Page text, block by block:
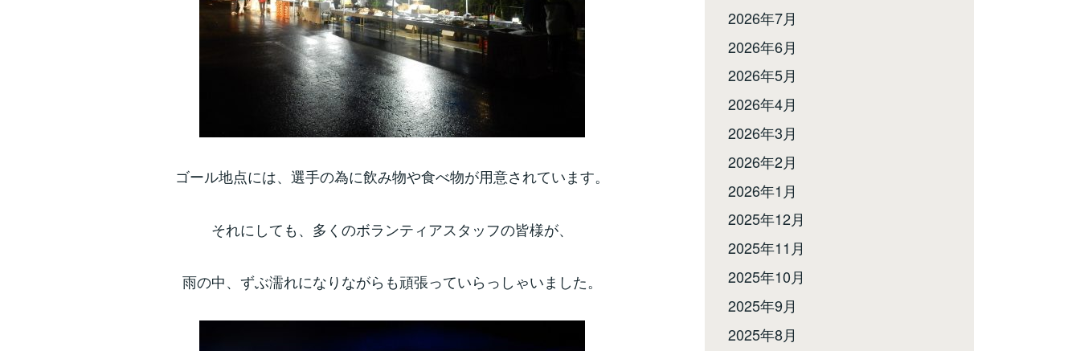
ゴール地点には、選手の為に飲み物や食べ物が用意されています。
それにしても、多くのボランティアスタッフの皆様が、
雨の中、ずぶ濡れになりながらも頑張っていらっしゃいました。
2026年7月
2026年6月
2026年5月
2026年4月
2026年3月
2026年2月
2026年1月
2025年12月
2025年11月
2025年10月
2025年9月
2025年8月